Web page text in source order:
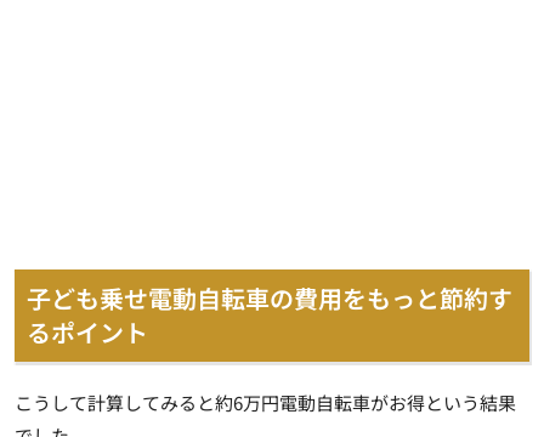
子ども乗せ電動自転車の費用をもっと節約す
るポイント
こうして計算してみると約6万円電動自転車がお得という結果